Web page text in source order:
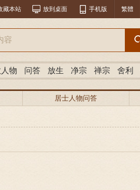
藏本站 放到桌面 手机版 繁體
物 问答 放生 净宗 禅宗 舍利
居士人物问答